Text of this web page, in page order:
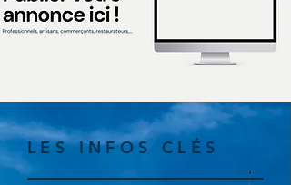
LES INFOS CLÉS